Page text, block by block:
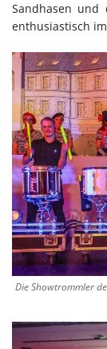
Sandhasen und
enthusiastisch
Die Showtrommler